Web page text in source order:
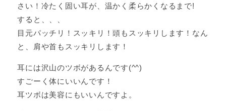
さい！冷たく固い耳が、温かく柔らかくなるまで!
すると、、、
目元パッチリ！スッキリ！頭もスッキリします！なん
と、肩や首もスッキリします！
耳には沢山のツボがあるんです(^^)
すごーく体にいいんです！
耳ツボは美容にもいいんですよ。